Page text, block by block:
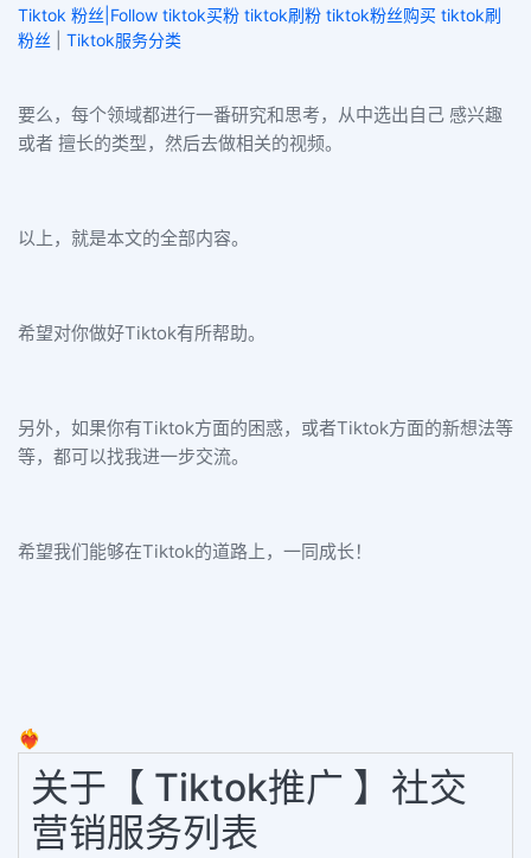
Tiktok 粉丝|Follow tiktok买粉 tiktok刷粉 tiktok粉丝购买 tiktok刷
粉丝
Tiktok服务分类
要么，每个领域都进行一番研究和思考，从中选出自己 感兴趣
或者 擅长的类型，然后去做相关的视频。
以上，就是本文的全部内容。
希望对你做好Tiktok有所帮助。
另外，如果你有Tiktok方面的困惑，或者Tiktok方面的新想法等
等，都可以找我进一步交流。
希望我们能够在Tiktok的道路上，一同成长！
❤️‍🔥
关于【 Tiktok推广 】社交
营销服务列表